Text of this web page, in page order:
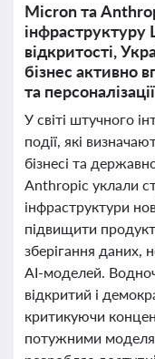
Micron та
відкритості,
бізнес активно
та персоналізації
У світі штучного
події, які
бізнесі та
Anthropic уклали
інфраструктури
підвищити
зберігання даних,
AI-моделей.
відкритий і
критикуючи
потужними